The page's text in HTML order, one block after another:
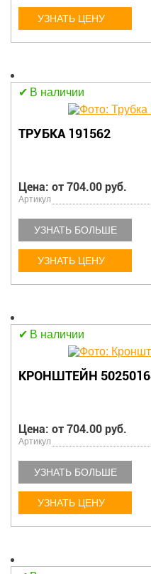
УЗНАТЬ ЦЕНУ
В наличии
ТРУБКА 191562
Цена: от 704.00 руб.
Артикул
УЗНАТЬ БОЛЬШЕ
УЗНАТЬ ЦЕНУ
В наличии
КРОНШТЕЙН
Цена: от 704.00 руб.
Артикул
УЗНАТЬ БОЛЬШЕ
УЗНАТЬ ЦЕНУ